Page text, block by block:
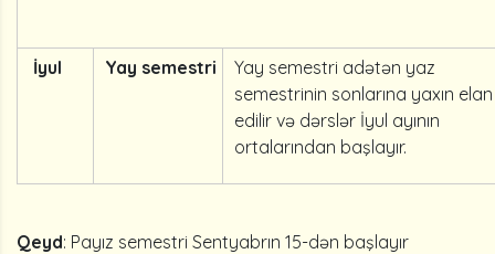
İyul Yay semestri
Yay semestri adətən yaz
semestrinin sonlarına yaxın elan
edilir və dərslər İyul ayının
ortalarından başlayır.
Qeyd: Payız semestri Sentyabrın 15-dən başlayır